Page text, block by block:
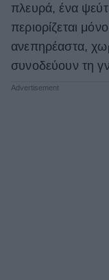
πλευρά, ένα
περιορίζεται
ανεπηρέαστα,
συνοδεύουν τη